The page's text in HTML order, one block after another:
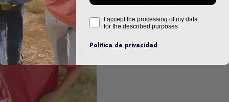
I accept the processing of my data
for the described purposes
Politica de privacidad